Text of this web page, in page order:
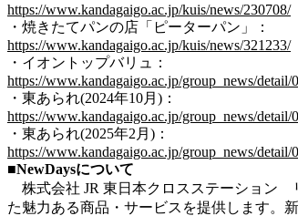
https://www.kandagaigo.ac.jp/kuis/news/230708/
・焼きたてパンの店「ピーターパン」：
https://www.kandagaigo.ac.jp/kuis/news/321233/
・イオントップバリュ：
https://www.kandagaigo.ac.jp/group_news/detail/
・東あられ(2024年10月)：
https://www.kandagaigo.ac.jp/group_news/detail/
・東あられ(2025年2月)：
https://www.kandagaigo.ac.jp/group_news/detail/
■NewDaysについて
株式会社 JR 東日本クロスステーション
た魅力ある商品・サービスを提供します。